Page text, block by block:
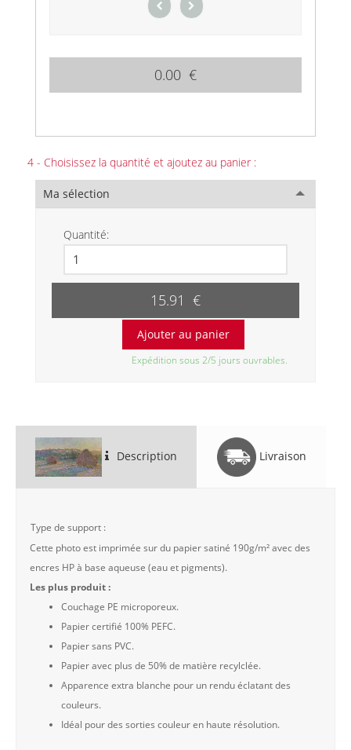
0.00 €
4 - Choisissez la quantité et ajoutez au panier :
Ma sélection
Quantité:
15.91 €
Expédition sous 2/5 jours ouvrables.
Description Livraison
Type de support :
Cette photo est imprimée sur du papier satiné 190g/m² avec des
encres HP à base aqueuse (eau et pigments).
Les plus produit :
Couchage PE microporeux.
Papier certifié 100% PEFC.
Papier sans PVC.
Papier avec plus de 50% de matière recylclée.
Apparence extra blanche pour un rendu éclatant des
couleurs.
Idéal pour des sorties couleur en haute résolution.